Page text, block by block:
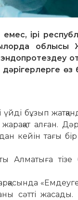
ірі
облысы
өз
бұзып
алған.
кейін тағы бір
Алматыға тізе
«Емдеуге
сәтті жасады.